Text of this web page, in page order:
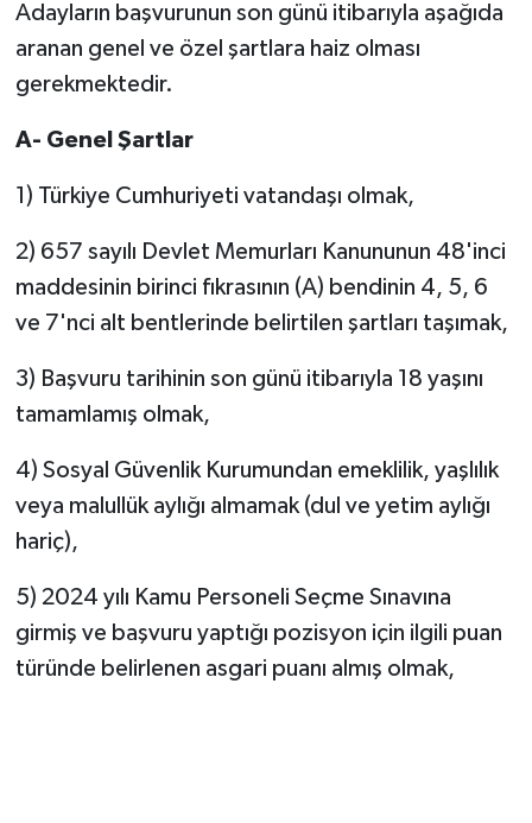
Adayların başvurunun son günü itibarıyla aşağıda
aranan genel ve özel şartlara haiz olması
gerekmektedir.
A- Genel Şartlar
1) Türkiye Cumhuriyeti vatandaşı olmak,
2) 657 sayılı Devlet Memurları Kanununun 48'inci
maddesinin birinci fıkrasının (A) bendinin 4, 5, 6
ve 7'nci alt bentlerinde belirtilen şartları taşımak,
3) Başvuru tarihinin son günü itibarıyla 18 yaşını
tamamlamış olmak,
4) Sosyal Güvenlik Kurumundan emeklilik, yaşlılık
veya malullük aylığı almamak (dul ve yetim aylığı
hariç),
5) 2024 yılı Kamu Personeli Seçme Sınavına
girmiş ve başvuru yaptığı pozisyon için ilgili puan
türünde belirlenen asgari puanı almış olmak,